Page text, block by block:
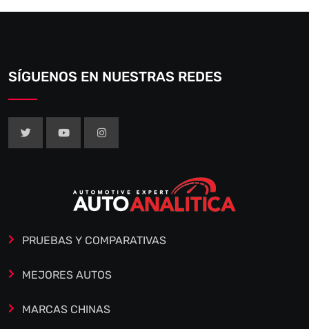
SÍGUENOS EN NUESTRAS REDES
PRUEBAS Y COMPARATIVAS
MEJORES AUTOS
MARCAS CHINAS